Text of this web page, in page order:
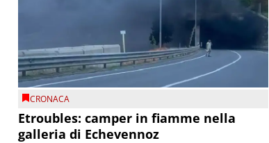
CRONACA
Etroubles: camper in fiamme nella
galleria di Echevennoz